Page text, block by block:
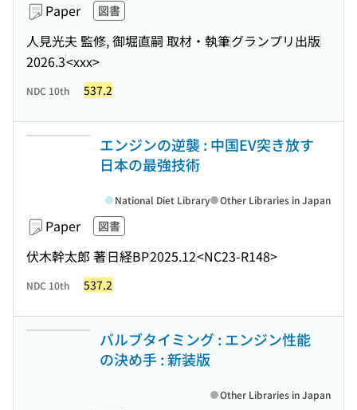
Paper 図書
人見光夫 監修, 御堀直嗣 取材・執筆グランプリ出版
2026.3<xxx>
NDC 10th 537.2
エンジンの逆襲 : 中国EV突き放す
日本の最強技術
Paper 図書
伏木幹太郎 著日経BP2025.12<NC23-R148>
National Diet Library Other Libraries in Japan
NDC 10th 537.2
バルブタイミング : エンジン性能
の決め手 : 新装版
Other Libraries in Japan